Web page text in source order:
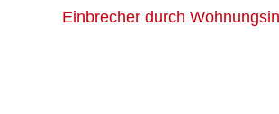
Einbrecher durch